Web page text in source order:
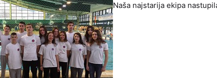
Naša najstarija ekipa